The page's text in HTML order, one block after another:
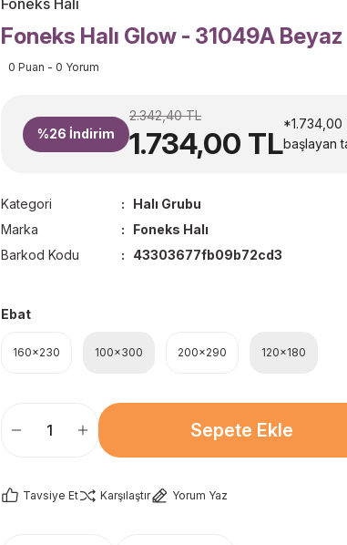
Foneks Halı
Foneks Halı Glow - 31049A Beyaz
0 Puan - 0 Yorum
%26 İndirim
2.342,40 TL
1.734,00 TL
*1.734,00
başlayan
Kategori
Halı Grubu
Marka
Foneks Halı
Barkod Kodu
43303677fb09b72cd3
Ebat
160x230 100x300 200x290 120x180
Sepete Ekle
Tavsiye Et Karşılaştır Yorum Yaz